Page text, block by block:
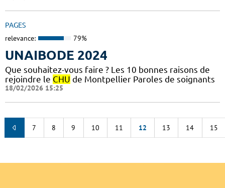
PAGES
relevance: 79%
UNAIBODE 2024
Que souhaitez-vous faire ? Les 10 bonnes raisons de
rejoindre le CHU de Montpellier Paroles de soignants
18/02/2026 15:25
7 8 9 10 11 12 13 14 15